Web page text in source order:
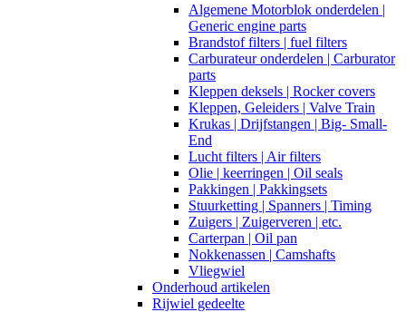
Algemene Motorblok onderdelen |
Generic engine parts
Brandstof filters | fuel filters
Carburateur onderdelen | Carburator
parts
Kleppen deksels | Rocker covers
Kleppen, Geleiders | Valve Train
Krukas | Drijfstangen | Big- Small-
End
Lucht filters | Air filters
Olie | keerringen | Oil seals
Pakkingen | Pakkingsets
Stuurketting | Spanners | Timing
Zuigers | Zuigerveren | etc.
Carterpan | Oil pan
Nokkenassen | Camshafts
Vliegwiel
Onderhoud artikelen
Rijwiel gedeelte